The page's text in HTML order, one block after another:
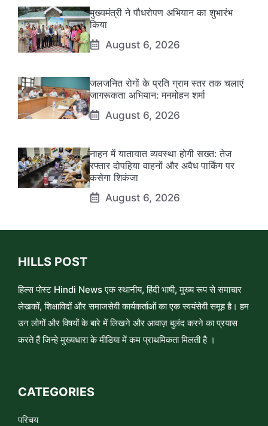
मुख्यमंत्री ने पौधरोपण अभियान का शुभारंभ
किया
August 6, 2026
जलजनित रोगों के प्रति ग्राम स्तर तक चलाएं
जागरूकता अभियान: मनमोहन शर्मा
August 6, 2026
नाहन में यातायात व्यवस्था होगी सख्त: तेज
रफ्तार दोपहिया वाहनों और अवैध पार्किंग पर
कसेगा शिकंजा
August 6, 2026
HILLS POST
हिल्स पोस्ट Hindi News एक स्थानीय, हिंदी भाषी, मुख्य रूप से समाचार
लेखकों, शिक्षाविदों और समाजसेवी कार्यकर्ताओं का एक स्वयंसेवी समूह है। हम
उन लोगों और विषयों के बारे में लिखने और आवाज़ बुलंद करने का प्रयास
करते हैं जिन्हे मुख्यधारा के मीडिया में कम प्राथमिकता मिलती है ।
CATEGORIES
परिचय